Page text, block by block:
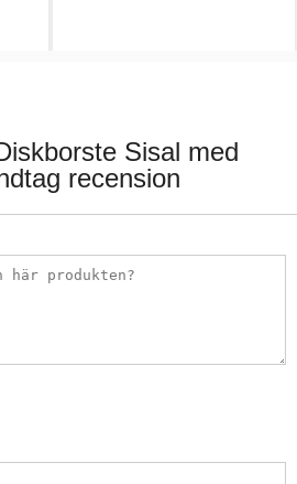
Sisal med
recension